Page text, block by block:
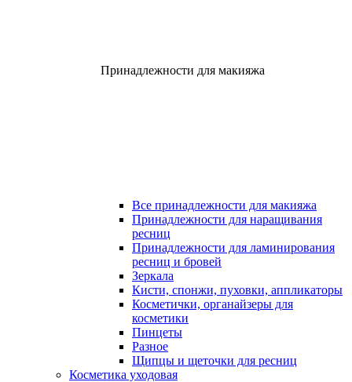
Принадлежности для макияжа
Все принадлежности для макияжа
Принадлежности для наращивания
ресниц
Принадлежности для ламинирования
ресниц и бровей
Зеркала
Кисти, спонжи, пуховки, аппликаторы
Косметички, органайзеры для
косметики
Пинцеты
Разное
Щипцы и щеточки для ресниц
Косметика уходовая